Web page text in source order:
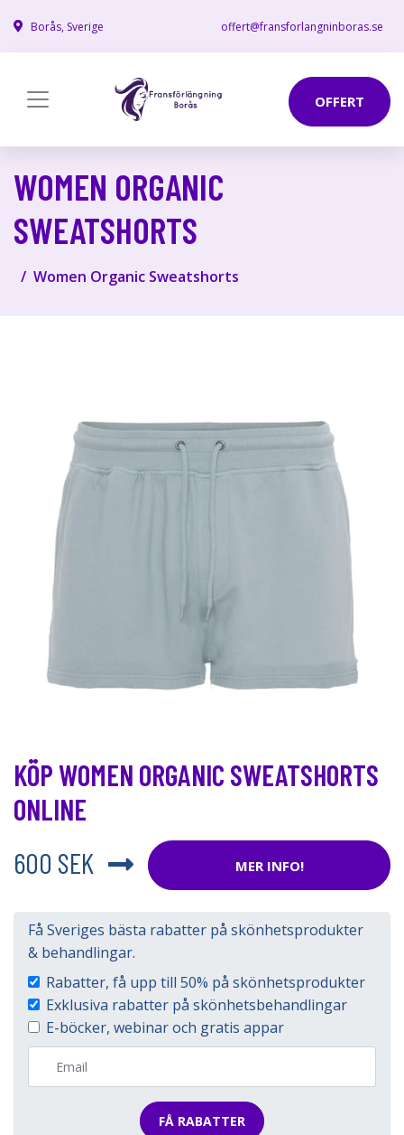
Borås, Sverige offert@fransforlangninboras.se
OFFERT
WOMEN ORGANIC
SWEATSHORTS
Women Organic Sweatshorts
KÖP WOMEN ORGANIC SWEATSHORTS
ONLINE
600 SEK
MER INFO!
Få Sveriges bästa rabatter på skönhetsprodukter
& behandlingar.
Rabatter, få upp till 50% på skönhetsprodukter
Exklusiva rabatter på skönhetsbehandlingar
E-böcker, webinar och gratis appar
FÅ RABATTER